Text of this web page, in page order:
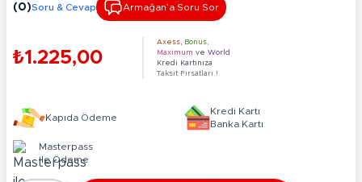
(0)Soru & Cevap Armağan’a Soru Sor
₺1.225,00
Axess Bonus
Maximum ve World
Kredi Kartınıza
Taksit Fırsatları !
Kapıda Ödeme
Kredi Kartı
Banka Kartı
Masterpass
ile Ödeme